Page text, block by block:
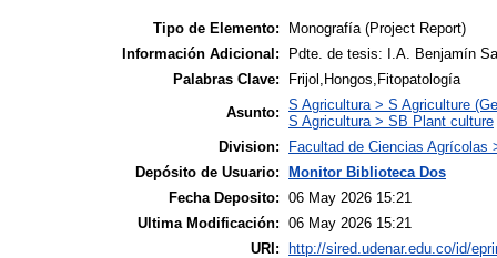
Tipo de Elemento:
Monografía (Project Report)
Información Adicional:
Pdte. de tesis: I.A. Benjamín
Palabras Clave:
Frijol,Hongos,Fitopatología
Asunto: S Agricultura > S Agriculture
S Agricultura > SB Plant culture
Division:
Facultad de Ciencias Agrícolas
Depósito de Usuario: Monitor Biblioteca Dos
Fecha Deposito: 06 May 2026 15:21
Ultima Modificación: 06 May 2026 15:21
URI: http://sired.udenar.edu.co/id/